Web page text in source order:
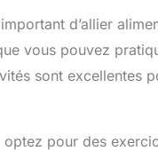
d’allier
vous pouvez
sont excellentes
pour des